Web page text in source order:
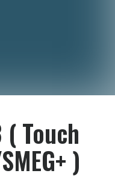
Touch
)